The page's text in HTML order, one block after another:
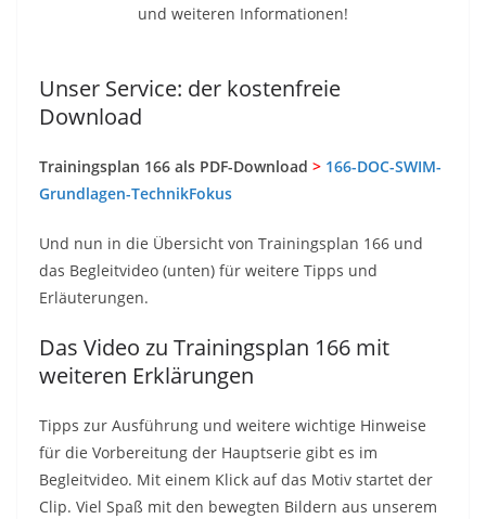
und weiteren Informationen!
Unser Service: der kostenfreie
Download
Trainingsplan 166 als PDF-Download > 166-DOC-SWIM-
Grundlagen-TechnikFokus
Und nun in die Übersicht von Trainingsplan 166 und
das Begleitvideo (unten) für weitere Tipps und
Erläuterungen.
Das Video zu Trainingsplan 166 mit
weiteren Erklärungen
Tipps zur Ausführung und weitere wichtige Hinweise
für die Vorbereitung der Hauptserie gibt es im
Begleitvideo. Mit einem Klick auf das Motiv startet der
Clip. Viel Spaß mit den bewegten Bildern aus unserem